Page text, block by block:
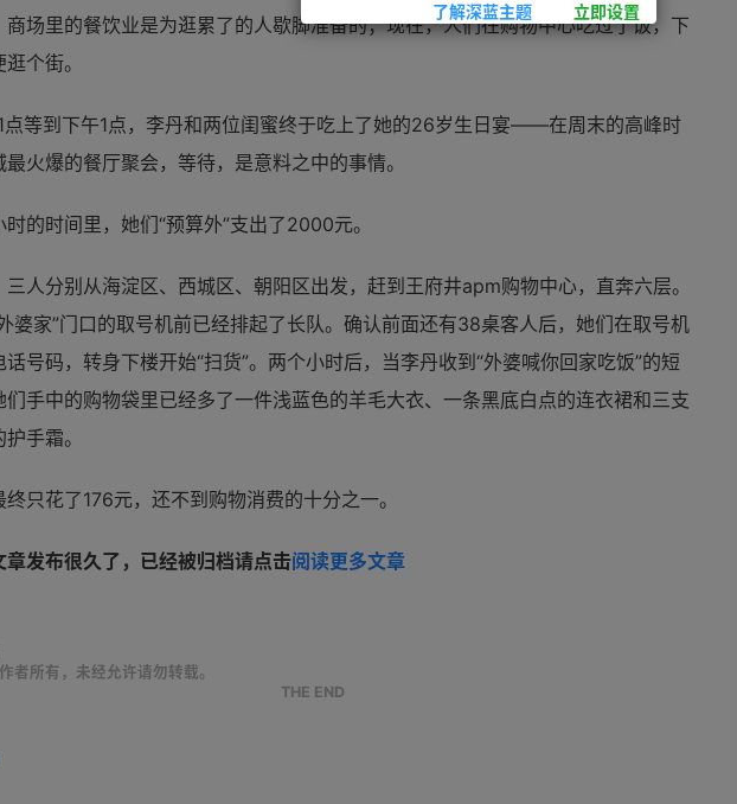
商场里的餐饮业是为逛累了的人歇脚准备的；现在，人们在购物中心吃过了饭，下
个街。
点等到下午1点，李丹和两位闺蜜终于吃上了她的26岁生日宴——在周末的高峰时
火爆的餐厅聚会，等待，是意料之中的事情。
时的时间里，她们“预算外”支出了2000元。
三人分别从海淀区、西城区、朝阳区出发，赶到王府井apm购物中心，直奔六层。
婆家”门口的取号机前已经排起了长队。确认前面还有38桌客人后，她们在取号机
话号码，转身下楼开始“扫货”。两个小时后，当李丹收到“外婆喊你回家吃饭”的短
们手中的购物袋里已经多了一件浅蓝色的羊毛大衣、一条黑底白点的连衣裙和三支
手霜。
终只花了176元，还不到购物消费的十分之一。
章发布很久了，已经被归档请点击阅读更多文章
者所有，未经允许请勿转载。
THE END
了解深蓝主题 立即设置